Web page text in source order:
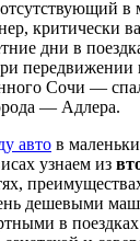
критически
дни в
Сочи —
— Адлера.
авто в
узнаем из
дешевыми
в